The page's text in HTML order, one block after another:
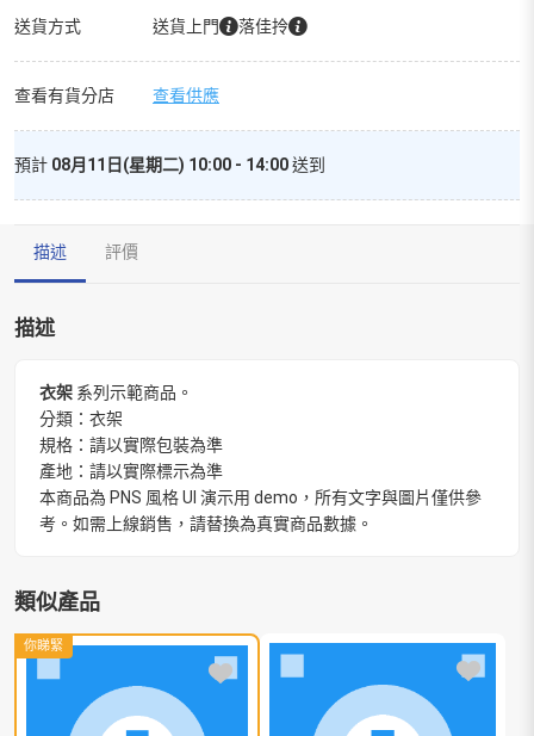
數
送貨方式 送貨上門 落佳拎
查看有貨分店 查看供應
預計 08月11日(星期二) 10:00 - 14:00送到
描述 評價
描述
衣架 系列示範商品。
分類：衣架
規格：請以實際包裝為準
產地：請以實際標示為準
本商品為 PNS 風格 UI 演示用 demo，所有文字與圖片僅供參
考。如需上線銷售，請替換為真實商品數據。
類似產品
你睇緊